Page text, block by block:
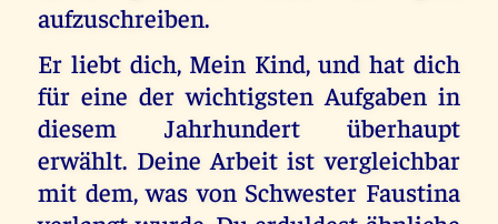
aufzuschreiben.
Er liebt dich, Mein Kind, und hat dich
für eine der wichtigsten Aufgaben in
diesem Jahrhundert überhaupt
erwählt. Deine Arbeit ist vergleichbar
mit dem, was von Schwester Faustina